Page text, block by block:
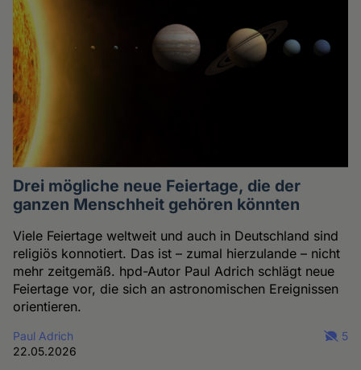
Drei mögliche neue Feiertage, die der
ganzen Menschheit gehören könnten
Viele Feiertage weltweit und auch in Deutschland sind
religiös konnotiert. Das ist – zumal hierzulande – nicht
mehr zeitgemäß. hpd-Autor Paul Adrich schlägt neue
Feiertage vor, die sich an astronomischen Ereignissen
orientieren.
Paul Adrich
22.05.2026
5